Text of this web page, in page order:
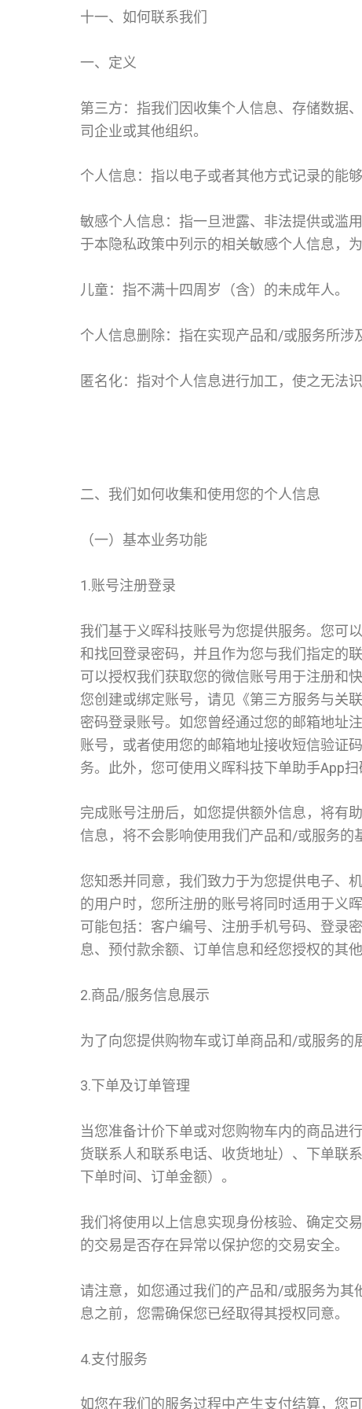
十一、如何联系我们
一、定义
第三方：指我们因收集个人信息、存储数据
司企业或其他组织。
个人信息：指以电子或者其他方式记录的能
敏感个人信息：指一旦泄露、非法提供或滥
于本隐私政策中列示的相关敏感个人信息，
儿童：指不满十四周岁（含）的未成年人。
个人信息删除：指在实现产品和/或服务所涉
匿名化：指对个人信息进行加工，使之无法
二、我们如何收集和使用您的个人信息
（一）基本业务功能
1.账号注册登录
我们基于义晖科技账号为您提供服务。您可
和找回登录密码，并且作为您与我们指定的
可以授权我们获取您的微信账号用于注册和
您创建或绑定账号，请见《第三方服务与关
密码登录账号。如您曾经通过您的邮箱地址
账号，或者使用您的邮箱地址接收短信验证
务。此外，您可使用义晖科技下单助手App
完成账号注册后，如您提供额外信息，将有
信息，将不会影响使用我们产品和/或服务的
您知悉并同意，我们致力于为您提供电子、
的用户时，您所注册的账号将同时适用于义
可能包括：客户编号、注册手机号码、登录
息、预付款余额、订单信息和经您授权的其他
2.商品/服务信息展示
为了向您提供购物车或订单商品和/或服务的
3.下单及订单管理
当您准备计价下单或对您购物车内的商品进
货联系人和联系电话、收货地址）、下单联
下单时间、订单金额）。
我们将使用以上信息实现身份核验、确定交
的交易是否存在异常以保护您的交易安全。
请注意，如您通过我们的产品和/或服务为
息之前，您需确保您已经取得其授权同意。
4.支付服务
如您在我们的服务过程中产生支付结算，您